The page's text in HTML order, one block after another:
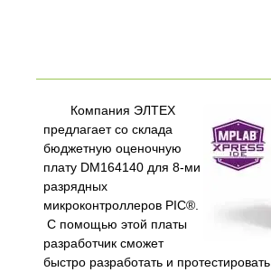
Компания ЭЛТЕХ
предлагает со склада
бюджетную оценочную
плату DM164140 для 8-ми
разрядных
микроконтроллеров PIC®.
С помощью этой платы
разработчик сможет
быстро разработать и